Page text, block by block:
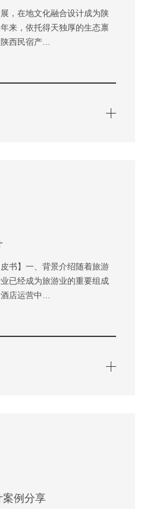
，在地文化融合设计成为陕
来，依托得天独厚的生态禀
西民宿产…
书】一、背景介绍随着旅游
已经成为旅游业的重要组成
店运营中…
案例分享